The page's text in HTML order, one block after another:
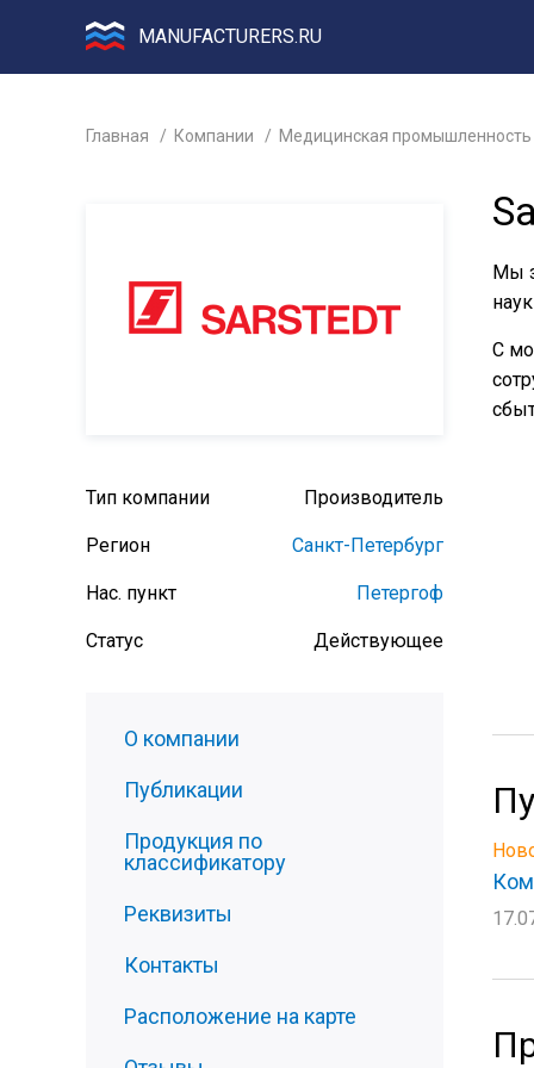
MANUFACTURERS.RU
Главная Компании Медицинская промышленность
Тип компании Производитель
Регион Санкт-Петербург
Нас. пункт Петергоф
Статус Действующее
О компании
Публикации
Продукция по
классификатору
Реквизиты
Контакты
Расположение на карте
Мы
С